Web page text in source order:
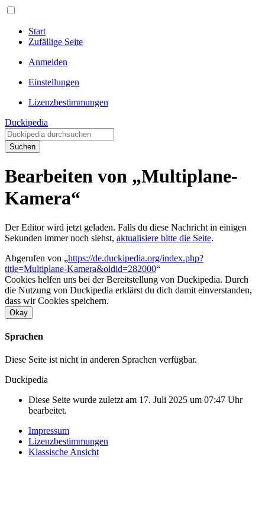
Start
Zufällige Seite
Anmelden
Einstellungen
Lizenzbestimmungen
Duckipedia
Suchen
Bearbeiten von „Multiplane-
Kamera“
Der Editor wird jetzt geladen. Falls du diese Nachricht in einigen
Sekunden immer noch siehst, aktualisiere bitte die Seite.
Abgerufen von „https://de.duckipedia.org/index.php?
title=Multiplane-Kamera&oldid=282000“
Cookies helfen uns bei der Bereitstellung von Duckipedia. Durch
die Nutzung von Duckipedia erklärst du dich damit einverstanden,
dass wir Cookies speichern.
Okay
Sprachen
Diese Seite ist nicht in anderen Sprachen verfügbar.
Duckipedia
Diese Seite wurde zuletzt am 17. Juli 2025 um 07:47 Uhr
bearbeitet.
Impressum
Lizenzbestimmungen
Klassische Ansicht